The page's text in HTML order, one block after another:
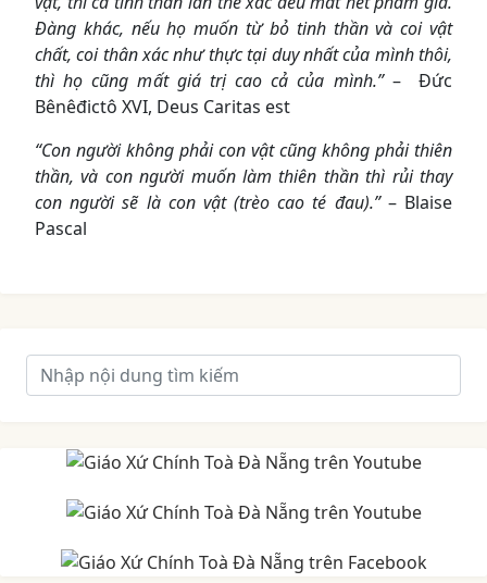
Đàng khác, nếu họ muốn từ bỏ tinh thần và coi vật
chất, coi thân xác như thực tại duy nhất của mình thôi,
thì họ cũng mất giá trị cao cả của mình.”– Đức
Bênêđictô XVI, Deus Caritas est
“Con người không phải con vật cũng không phải thiên
thần, và con người muốn làm thiên thần thì rủi thay
con người sẽ là con vật (trèo cao té đau).”– Blaise
Pascal